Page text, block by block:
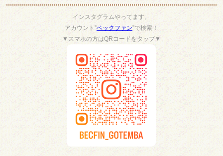
インスタグラムやってます。
アカウント”ベックファン”で検索！
▼スマホの方はQRコードをタップ▼